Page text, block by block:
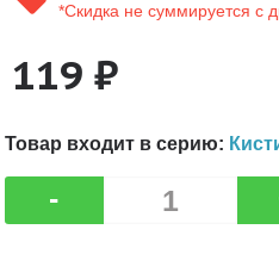
*Скидка не суммируется с
119 ₽
Товар входит в серию:
-